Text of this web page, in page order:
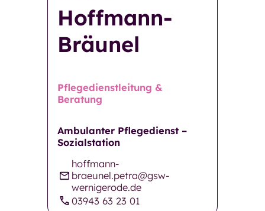
Restaurant GenussMomente
Pflegeberatung
Neuigkeiten und
Veranstaltungen
Einrichtungen und Kontakte
Kontaktformular
Über die GSW
Über die GSW
Unser Team
Hoffmann-
Bräunel
Pflegedienstleitung &
Beratung
Ambulanter Pflegedienst –
Sozialstation
hoffmann-
braeunel.petra@gsw-
wernigerode.de
03943 63 23 01